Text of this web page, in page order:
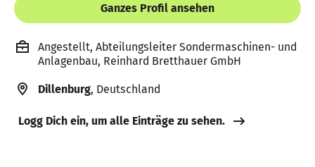
Ganzes Profil ansehen
Angestellt, Abteilungsleiter Sondermaschinen- und
Anlagenbau, Reinhard Bretthauer GmbH
Dillenburg, Deutschland
Logg Dich ein, um alle Einträge zu sehen.